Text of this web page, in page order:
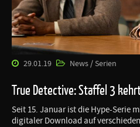
29.01.19 News / Serien
True Detective: Staffel 3
Seit 15. Januar ist die Hype-Serie
digitaler Download auf